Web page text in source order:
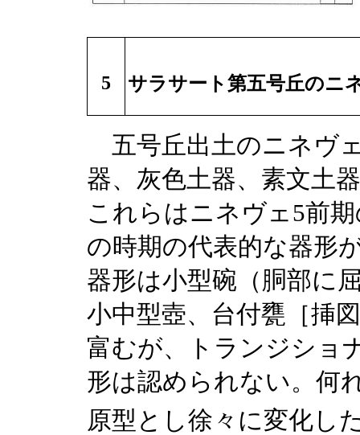
5 サラサート第五号丘のニ
五号丘出土のニネヴ
器、灰色土器、素文土
これらはニネヴェ5前
の時期の代表的な器形
器形は小型碗（胴部に
小中型壺、台付甕［挿
富むが、トランジショ
形は認められない。何
原型とし徐々に変化し